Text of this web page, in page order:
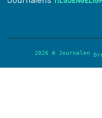
2026 © Journalen